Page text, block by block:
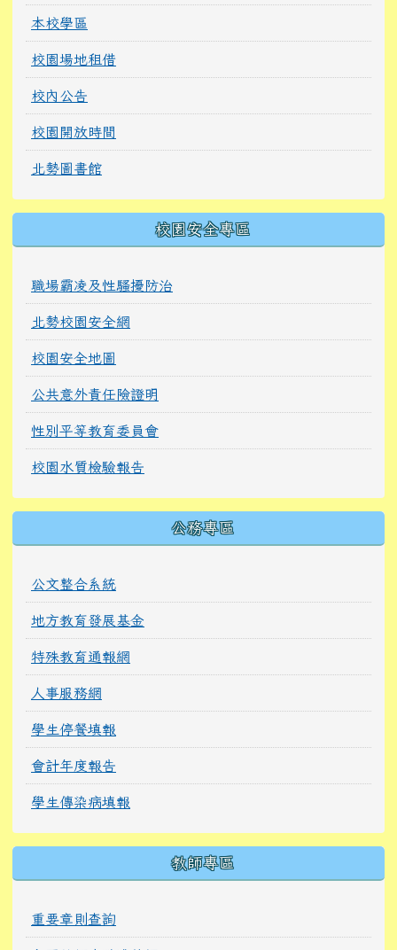
本校學區
校園場地租借
校內公告
校園開放時間
北勢圖書館
校園安全專區
職場霸凌及性騷擾防治
北勢校園安全網
校園安全地圖
公共意外責任險證明
性別平等教育委員會
校園水質檢驗報告
公務專區
公文整合系統
地方教育發展基金
特殊教育通報網
人事服務網
學生停餐填報
會計年度報告
學生傳染病填報
教師專區
重要章則查詢